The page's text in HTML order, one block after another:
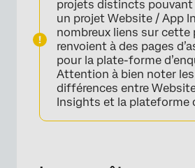
Options de l’enquête
Vérifier votre fonctionnalité
FAQs
projets distincts pouvant
un projet Website / App
nombreux liens sur cette
renvoient à des pages
pour la plate-forme
Attention à bien noter les
différences entre
Insights et la plateforme